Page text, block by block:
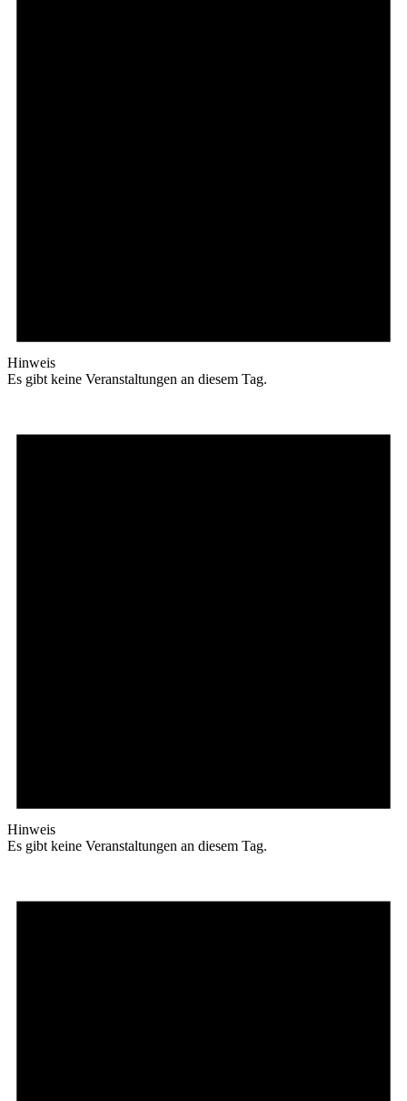
Hinweis
Es gibt keine Veranstaltungen an diesem Tag.
Hinweis
Es gibt keine Veranstaltungen an diesem Tag.